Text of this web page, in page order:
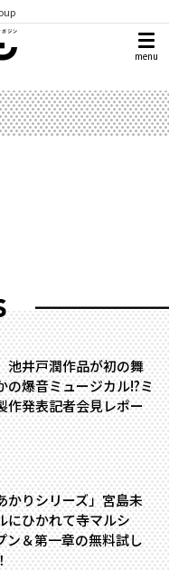
menu
池井戸潤作品が初の舞
爆音ミュージカル!?――ミ
作発表記者会見レポー
かりシリーズ」宮島未
にひかれて寺マルシ
ン＆第一章の無料試し